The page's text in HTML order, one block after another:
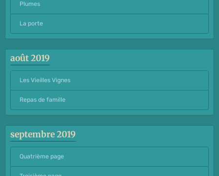
Plumes
La porte
août 2019
Les Vieilles Vignes
Repas de famille
septembre 2019
Quatrième page